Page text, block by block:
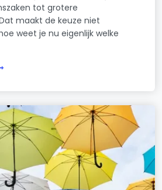
tot grotere
maakt de keuze niet
weet je nu eigenlijk welke